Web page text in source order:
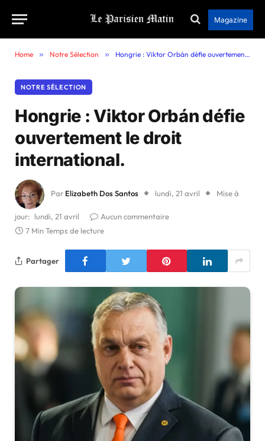
Magazine
Home » Notre Sélection » Hongrie : Viktor Orbán défie ouvertement le droit international.
NOTRE SÉLECTION
Hongrie : Viktor Orbán défie
ouvertement le droit
international.
Par Elizabeth Dos Santos lundi, 21 avril Mise à
jour: lundi, 21 avril
Aucun commentaire
7 Min Temps de lecture
Partager